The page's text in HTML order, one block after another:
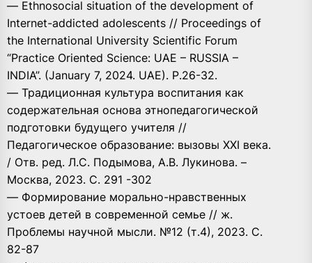
— Ethnosocial situation of the development of
Internet-addicted adolescents // Proceedings of
the International University Scientific Forum
“Practice Oriented Science: UAE – RUSSIA –
INDIA”. (January 7, 2024. UAE). Р.26-32.
— Традиционная культура воспитания как
содержательная основа этнопедагогической
подготовки будущего учителя //
Педагогическое образование: вызовы XXI века.
/ Отв. ред. Л.С. Подымова, А.В. Лукинова. –
Москва, 2023. С. 291 -302
— Формирование морально-нравственных
устоев детей в современной семье // ж.
Проблемы научной мысли. №12 (т.4), 2023. С.
82-87